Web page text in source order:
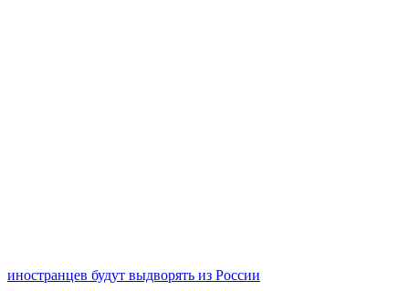
иностранцев будут выдворять из России